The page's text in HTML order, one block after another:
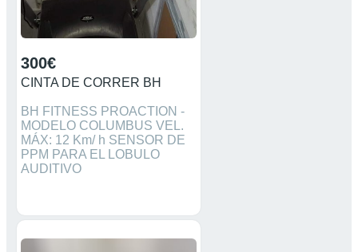
300€
CINTA DE CORRER BH
BH FITNESS PROACTION -
MODELO COLUMBUS VEL.
MÁX: 12 Km/ h SENSOR DE
PPM PARA EL LOBULO
AUDITIVO